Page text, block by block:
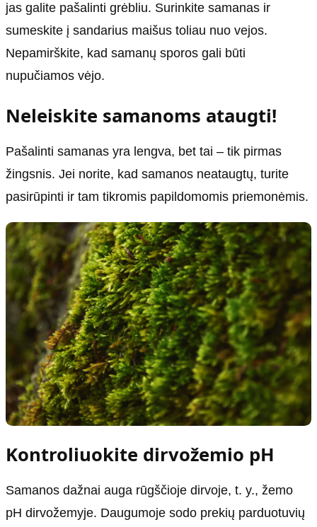
jas galite pašalinti grėbliu. Surinkite samanas ir
sumeskite į sandarius maišus toliau nuo vejos.
Nepamirškite, kad samanų sporos gali būti
nupučiamos vėjo.
Neleiskite samanoms ataugti!
Pašalinti samanas yra lengva, bet tai – tik pirmas
žingsnis. Jei norite, kad samanos neataugtų, turite
pasirūpinti ir tam tikromis papildomomis priemonėmis.
Kontroliuokite dirvožemio pH
Samanos dažnai auga rūgščioje dirvoje, t. y., žemo
pH dirvožemyje. Daugumoje sodo prekių parduotuvių